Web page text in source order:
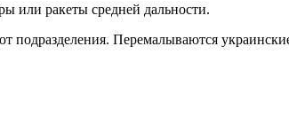
или ракеты средней дальности.
Перемалываются